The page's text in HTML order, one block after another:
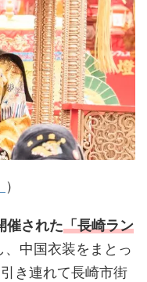
）
催された「長崎ラン
、中国衣装をまとっ
き連れて長崎市街